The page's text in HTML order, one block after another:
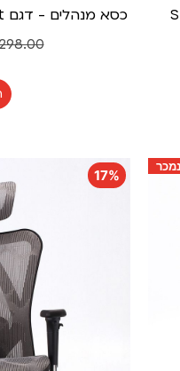
כסא מנהלים - דגם SIHOO M18B Black Footrest
17%